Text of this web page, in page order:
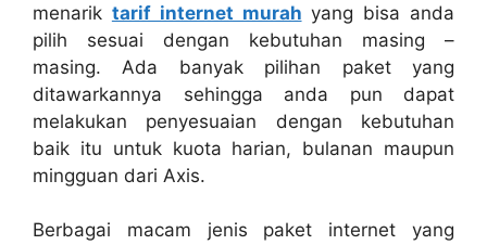
menarik tarif internet murah yang bisa anda
pilih sesuai dengan kebutuhan masing –
masing. Ada banyak pilihan paket yang
ditawarkannya sehingga anda pun dapat
melakukan penyesuaian dengan kebutuhan
baik itu untuk kuota harian, bulanan maupun
mingguan dari Axis.
Berbagai macam jenis paket internet yang